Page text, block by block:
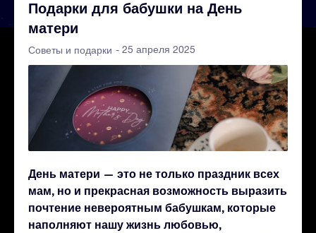
Подарки для бабушки на День
матери
Советы и подарки - 25 апреля 2025
День матери — это не только праздник всех
мам, но и прекрасная возможность выразить
почтение невероятным бабушкам, которые
наполняют нашу жизнь любовью,